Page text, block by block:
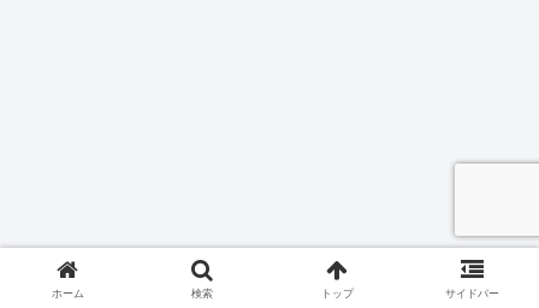
ホーム 検索 トップ サイドバー